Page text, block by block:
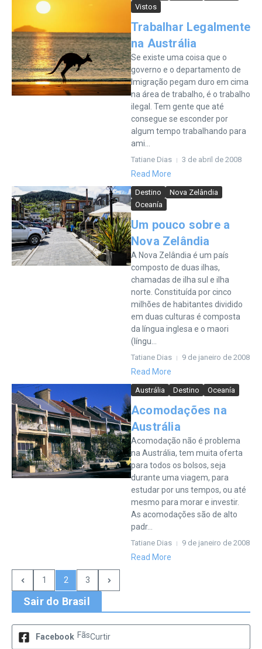
Vistos
Trabalhar Legalmente
na Austrália
Se existe uma coisa que o
governo e o departamento de
Imigração pegam duro em cima
na área de trabalho, é o trabalho
ilegal. Tem gente que até
consegue se esconder por
algum tempo trabalhando para
ami...
Tatiane Dias 3 de abril de 2008
Read More
Destino
Nova Zelândia
Oceanía
Um pouco sobre a
Nova Zelândia
A Nova Zelândia é um país
composto de duas ilhas,
chamadas de ilha sul e ilha
norte. Constituída por cinco
milhões de habitantes dividido
em duas culturas é composta
da língua inglesa e o maori
(língu...
Tatiane Dias 9 de janeiro de 2008
Read More
Austrália Destino Oceanía
Acomodações na
Austrália
Acomodação não é problema
na Austrália, tem muita oferta
para todos os bolsos, seja
durante uma viagem, para
estudar por uns tempos, ou até
mesmo para morar e investir.
As acomodações são de alto
padr...
Tatiane Dias 9 de janeiro de 2008
Read More
1 2 3
Sair do Brasil
Facebook FãsCurtir